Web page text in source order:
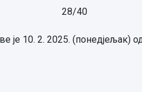
28/40
је 10. 2. 2025. (понедјељак)